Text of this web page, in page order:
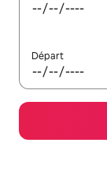
Départ